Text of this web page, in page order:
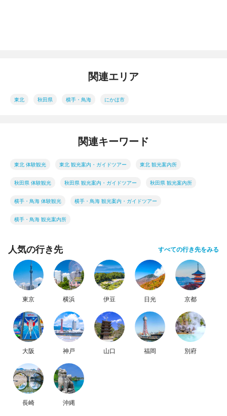
関連エリア
東北 秋田県 横手・鳥海 にかほ市
関連キーワード
東北 体験観光 東北 観光案内・ガイドツアー 東北 観光案内所
秋田県 体験観光 秋田県 観光案内・ガイドツアー 秋田県 観光案内所
横手・鳥海 体験観光 横手・鳥海 観光案内・ガイドツアー
横手・鳥海 観光案内所
人気の行き先 すべての行き先をみる
東京 横浜 伊豆 日光 京都
大阪 神戸 山口 福岡 別府
長崎 沖縄